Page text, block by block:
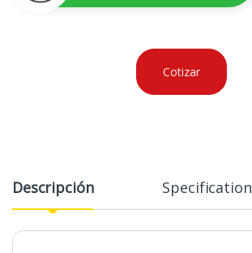
Cotizar
Descripción Specification